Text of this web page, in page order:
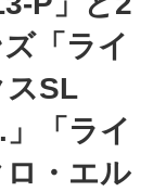
「ライ
スSL
「ライ
・エル